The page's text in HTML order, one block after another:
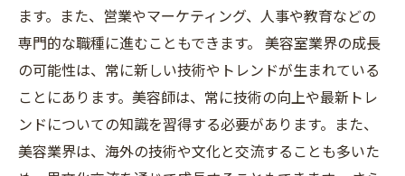
ます。また、営業やマーケティング、人事や教育などの
専門的な職種に進むこともできます。 美容室業界の成長
の可能性は、常に新しい技術やトレンドが生まれている
ことにあります。美容師は、常に技術の向上や最新トレ
ンドについての知識を習得する必要があります。また、
美容業界は、海外の技術や文化と交流することも多いた